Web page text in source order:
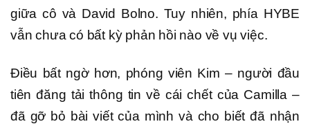
giữa cô và David Bolno. Tuy nhiên, phía HYBE
vẫn chưa có bất kỳ phản hồi nào về vụ việc.
Điều bất ngờ hơn, phóng viên Kim – người đầu
tiên đăng tải thông tin về cái chết của Camilla –
đã gỡ bỏ bài viết của mình và cho biết đã nhận